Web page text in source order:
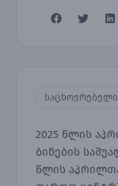
საცხოვრებელი
2025 წლის
ბინების
წლის